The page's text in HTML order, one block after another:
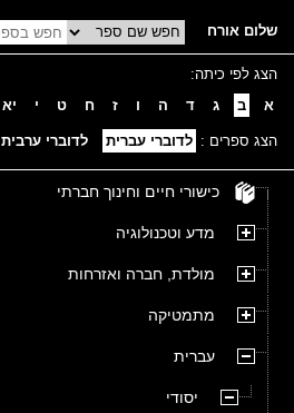
שלום אורח
הצג לפי כיתה:
א
ב ג ד ה ו ז ח ט י יא
הצג ספרים : לדוברי עברית לדוברי ערבית
כישורי חיים וחינוך חברתי
מדע וטכנולוגיה
מולדת, חברה ואזרחות
מתמטיקה
עברית
יסודי